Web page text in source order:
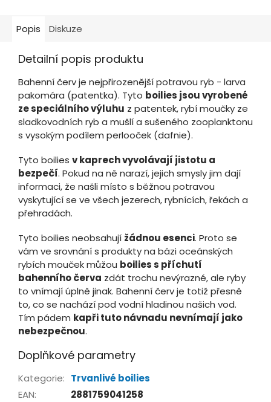
Popis Diskuze
Detailní popis produktu
Bahenní červ je nejpřirozenější potravou ryb - larva
pakomára (patentka). Tyto boilies jsou vyrobené
ze speciálního výluhu z patentek, rybí moučky ze
sladkovodních ryb a mušlí a sušeného zooplanktonu
s vysokým podílem perlooček (dafnie).
Tyto boilies v kaprech vyvolávají jistotu a
bezpečí. Pokud na ně narazí, jejich smysly jim dají
informaci, že našli místo s běžnou potravou
vyskytující se ve všech jezerech, rybnících, řekách a
přehradách.
Tyto boilies neobsahují žádnou esenci. Proto se
vám ve srovnání s produkty na bázi oceánských
rybích mouček můžou boilies s příchutí
bahenního červa zdát trochu nevýrazné, ale ryby
to vnímají úplně jinak. Bahenní červ je totiž přesně
to, co se nachází pod vodní hladinou našich vod.
Tím pádem kapři tuto návnadu nevnímají jako
nebezpečnou.
Doplňkové parametry
Kategorie: Trvanlivé boilies
EAN: 2881759041258